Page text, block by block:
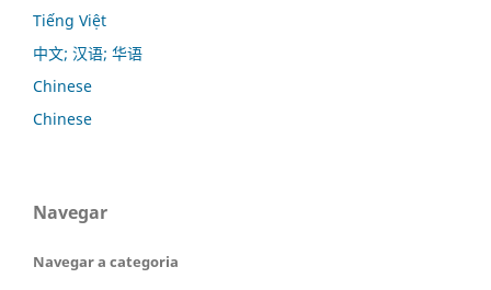
Tiếng Việt
中文; 汉语; 华语
Chinese
Chinese
Navegar
Navegar a categoria